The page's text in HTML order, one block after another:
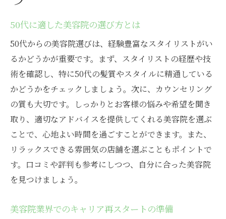
見つける方法
上福岡エリアの美容院が求める人材像
地域に根付いた美容院での働き方
経験値を美容院でどう活かすか
上福岡での美容師求人情報の探し方
面接でアピールすべき50代の強み
地元密着型の美容サービスの特徴
ふじみ野市の美容院で年齢を超えた活躍を目指
す
年齢に縛られない働き方のヒント
長年の経験を価値に変える方法
50代に適した美容院の選び方とは
50代からの美容院選びは、経験豊富なスタイリストがい
るかどうかが重要です。まず、スタイリストの経歴や技
術を確認し、特に50代の髪質やスタイルに精通している
かどうかをチェックしましょう。次に、カウンセリング
の質も大切です。しっかりとお客様の悩みや希望を聞き
取り、適切なアドバイスを提供してくれる美容院を選ぶ
ことで、心地よい時間を過ごすことができます。また、
リラックスできる雰囲気の店舗を選ぶこともポイントで
す。口コミや評判も参考にしつつ、自分に合った美容院
を見つけましょう。
美容院業界でのキャリア再スタートの準備